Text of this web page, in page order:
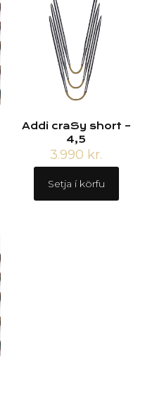
Addi craSy short –
4,5
3.990 kr.
Setja í körfu